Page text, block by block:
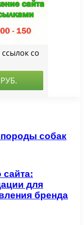
собак
сайта:
для
бренда